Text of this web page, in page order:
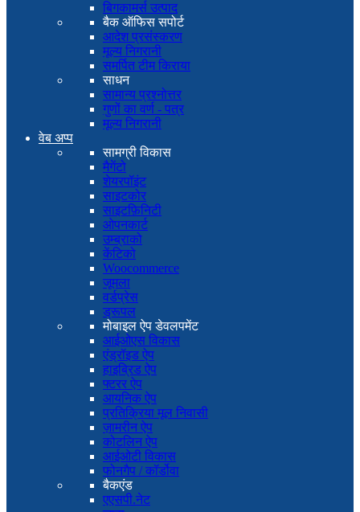
बिगकामर्स उत्पाद
बैक ऑफिस सपोर्ट
आदेश प्रसंस्करण
मूल्य निगरानी
समर्पित टीम किराया
साधन
सामान्य प्रश्नोत्तर
गुणों का वर्ण - पत्र
मूल्य निगरानी
वेब अप्प
सामग्री विकास
मैगेंटो
शेयरपॉइंट
साइटकोर
साइटफ़िनिटी
ओपनकार्ट
उम्ब्राको
केंटिको
Woocommerce
जूमला
वर्डप्रेस
ड्रूपल
मोबाइल ऐप डेवलपमेंट
आईओएस विकास
एंड्रॉइड ऐप
हाइब्रिड ऐप
फ्टरर ऐप
आयनिक ऐप
प्रतिक्रिया मूल निवासी
ज़ामरीन ऐप
कोटलिन ऐप
आईओटी विकास
फोनगैप / कॉर्डोवा
बैकएंड
एएसपी.नेट